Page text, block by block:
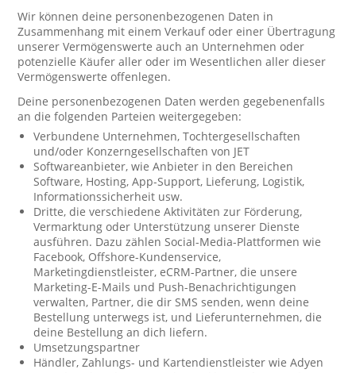
Wir können deine personenbezogenen Daten in
Zusammenhang mit einem Verkauf oder einer Übertragung
unserer Vermögenswerte auch an Unternehmen oder
potenzielle Käufer aller oder im Wesentlichen aller dieser
Vermögenswerte offenlegen.
Deine personenbezogenen Daten werden gegebenenfalls
an die folgenden Parteien weitergegeben:
Verbundene Unternehmen, Tochtergesellschaften
und/oder Konzerngesellschaften von JET
Softwareanbieter, wie Anbieter in den Bereichen
Software, Hosting, App-Support, Lieferung, Logistik,
Informationssicherheit usw.
Dritte, die verschiedene Aktivitäten zur Förderung,
Vermarktung oder Unterstützung unserer Dienste
ausführen. Dazu zählen Social-Media-Plattformen wie
Facebook, Offshore-Kundenservice,
Marketingdienstleister, eCRM-Partner, die unsere
Marketing-E-Mails und Push-Benachrichtigungen
verwalten, Partner, die dir SMS senden, wenn deine
Bestellung unterwegs ist, und Lieferunternehmen, die
deine Bestellung an dich liefern.
Umsetzungspartner
Händler, Zahlungs- und Kartendienstleister wie Adyen